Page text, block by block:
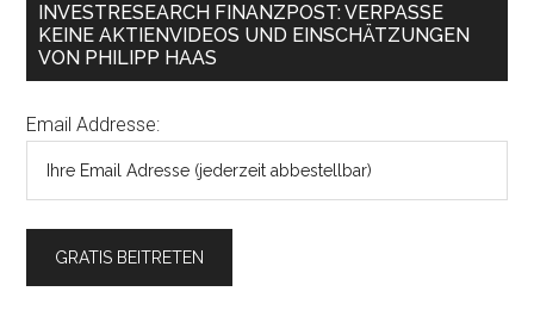
INVESTRESEARCH FINANZPOST: VERPASSE
KEINE AKTIENVIDEOS UND EINSCHÄTZUNGEN
VON PHILIPP HAAS
Email Addresse: